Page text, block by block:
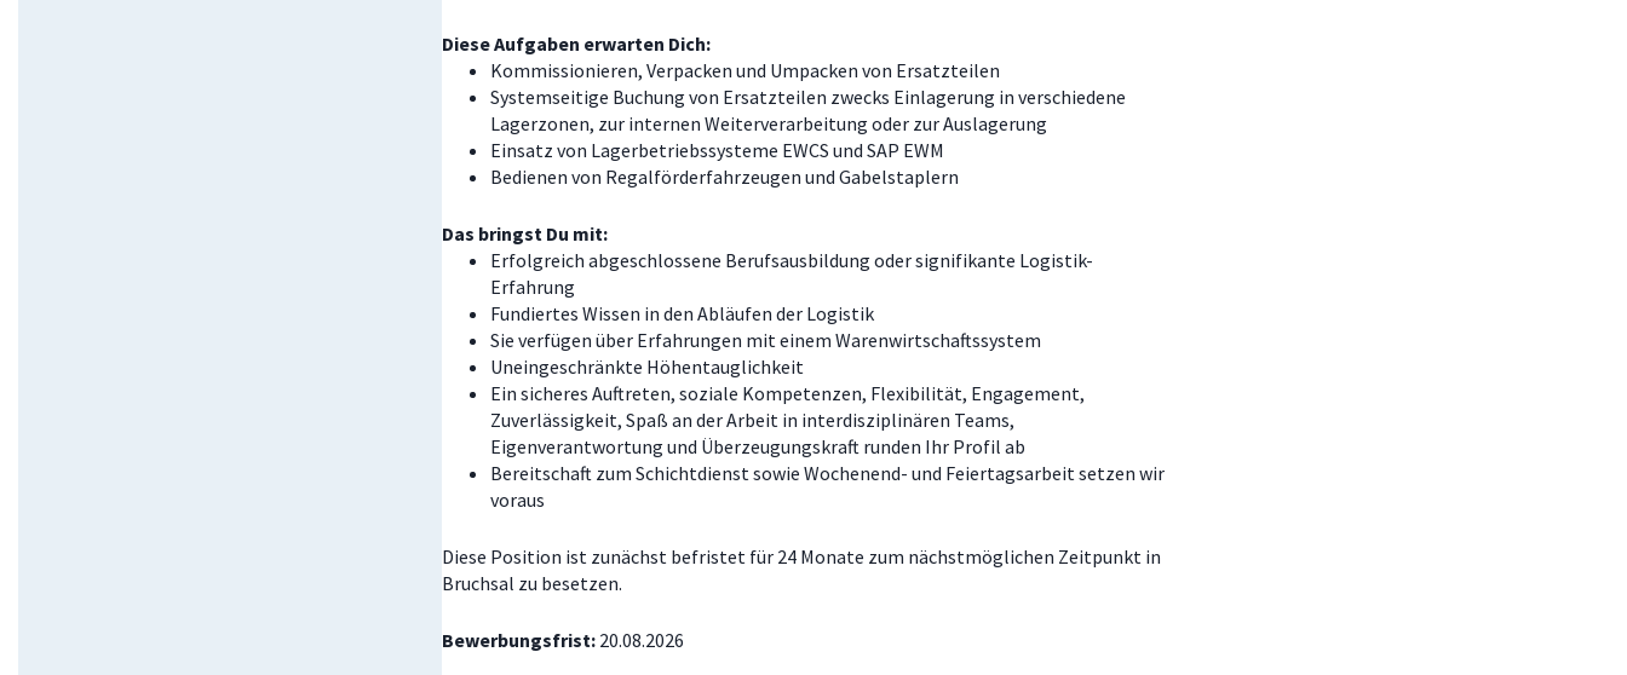
Diese Aufgaben erwarten Dich:
Kommissionieren, Verpacken und Umpacken von Ersatzteilen
Systemseitige Buchung von Ersatzteilen zwecks Einlagerung in verschiedene
Lagerzonen, zur internen Weiterverarbeitung oder zur Auslagerung
Einsatz von Lagerbetriebssysteme EWCS und SAP EWM
Bedienen von Regalförderfahrzeugen und Gabelstaplern
Das bringst Du mit:
Erfolgreich abgeschlossene Berufsausbildung oder signifikante Logistik-
Erfahrung
Fundiertes Wissen in den Abläufen der Logistik
Sie verfügen über Erfahrungen mit einem Warenwirtschaftssystem
Uneingeschränkte Höhentauglichkeit
Ein sicheres Auftreten, soziale Kompetenzen, Flexibilität, Engagement,
Zuverlässigkeit, Spaß an der Arbeit in interdisziplinären Teams,
Eigenverantwortung und Überzeugungskraft runden Ihr Profil ab
Bereitschaft zum Schichtdienst sowie Wochenend- und Feiertagsarbeit setzen wir
voraus
Diese Position ist zunächst befristet für 24 Monate zum nächstmöglichen Zeitpunkt in
Bruchsal zu besetzen.
Bewerbungsfrist: 20.08.2026